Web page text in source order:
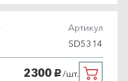
Артикул
SD5314
2300 руб./шт.